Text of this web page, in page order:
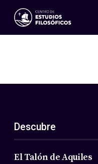
Eventos
ES
EN
Acerca de nosotros
Miembros
Descubre
El Talón de Aquiles